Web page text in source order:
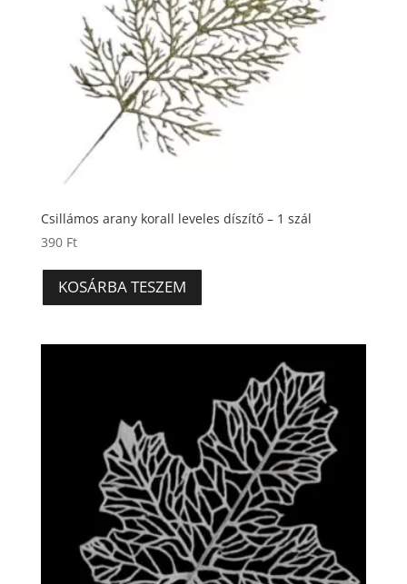
Csillámos arany korall leveles díszítő – 1 szál
390 Ft
KOSÁRBA TESZEM